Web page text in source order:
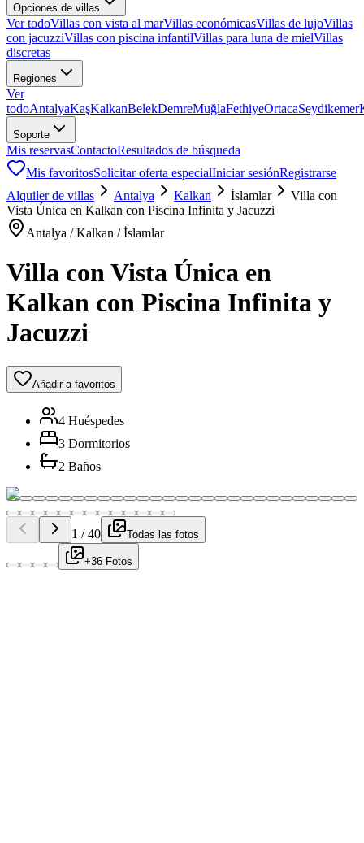
Opciones de villas
Ver todoVillas con vista al marVillas económicasVillas de lujoVillas
con jacuzziVillas con piscina infantilVillas para luna de mielVillas
discretas
Regiones
Ver
todoAntalyaKaşKalkanBelekDemreMuğlaFethiyeOrtacaSeydikemer
Soporte
Mis reservasContactoResultados de búsqueda
Mis favoritosSolicitar oferta especialIniciar sesiónRegistrarse
Alquiler de villas
Antalya Kalkan İslamlar
Villa con
Vista Única en Kalkan con Piscina Infinita y Jacuzzi
Antalya / Kalkan / İslamlar
Villa con Vista Única en
Kalkan con Piscina Infinita y
Jacuzzi
Añadir a favoritos
4 Huéspedes
3 Dormitorios
2 Baños
1 /40 Todas las fotos
+36 Fotos